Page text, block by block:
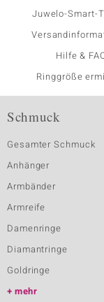
Juwelo-Smart-
Hilfe &
Ringgröße
Schmuck
Gesamter Schmuck
Anhänger
Armbänder
Armreife
Damenringe
Diamantringe
Goldringe
mehr